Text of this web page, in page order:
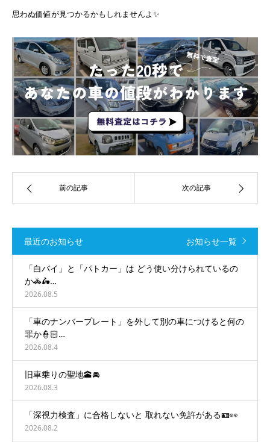
思わぬ価値が見つかるかもしれませんよ✨
前の記事 次の記事
最近のお知らせ お知らせ一覧
「白バイ」と「パトカー」は どう使い分けられているの
か🚓🛵…
2026.08.5
「車のナンバープレート」を外して別の車につけると何の
罪か👮🏻…
2026.08.4
旧車乗りの聖地🕋🚘
2026.08.3
「深視力検査」に合格しないと 取れない免許がある🪪👀
2026.08.2